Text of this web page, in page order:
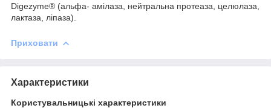
Digezyme® (альфа- амілаза, нейтральна протеаза, целюлаза,
лактаза, ліпаза).
Приховати
Характеристики
Користувальницькі характеристики